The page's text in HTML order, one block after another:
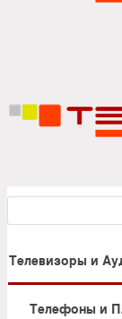
Телевизоры и
Телефоны и